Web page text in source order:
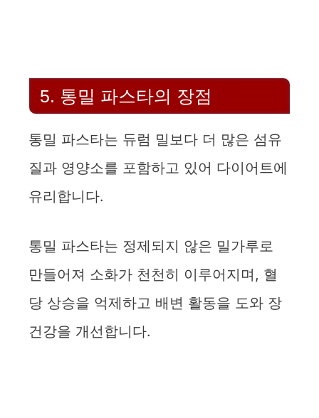
5. 통밀 파스타의 장점
통밀 파스타는 듀럼 밀보다 더 많은 섬유
질과 영양소를 포함하고 있어 다이어트에
유리합니다.
통밀 파스타는 정제되지 않은 밀가루로
만들어져 소화가 천천히 이루어지며, 혈
당 상승을 억제하고 배변 활동을 도와 장
건강을 개선합니다.